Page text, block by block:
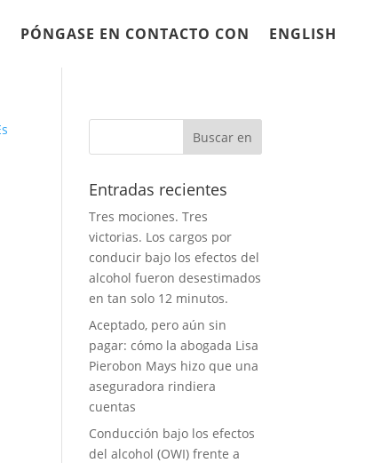
PÓNGASE EN CONTACTO CON ENGLISH
Entradas recientes
Tres mociones. Tres
victorias. Los cargos por
conducir bajo los efectos del
alcohol fueron desestimados
en tan solo 12 minutos.
Aceptado, pero aún sin
pagar: cómo la abogada Lisa
Pierobon Mays hizo que una
aseguradora rindiera
cuentas
Conducción bajo los efectos
del alcohol (OWI) frente a